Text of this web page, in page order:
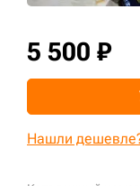
5 500 ₽
Нашли